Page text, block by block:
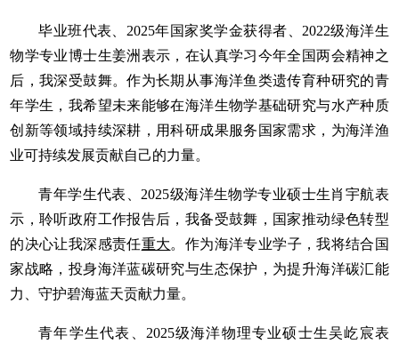
毕业班代表、2025年国家奖学金获得者、2022级海洋生
物学专业博士生姜洲表示，在认真学习今年全国两会精神之
后，我深受鼓舞。作为长期从事海洋鱼类遗传育种研究的青
年学生，我希望未来能够在海洋生物学基础研究与水产种质
创新等领域持续深耕，用科研成果服务国家需求，为海洋渔
业可持续发展贡献自己的力量。
青年学生代表、2025级海洋生物学专业硕士生肖宇航表
示，聆听政府工作报告后，我备受鼓舞，国家推动绿色转型
的决心让我深感责任重大。作为海洋专业学子，我将结合国
家战略，投身海洋蓝碳研究与生态保护，为提升海洋碳汇能
力、守护碧海蓝天贡献力量。
青年学生代表、2025级海洋物理专业硕士生吴屹宸表